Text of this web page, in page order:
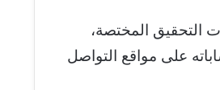
التحقيق المختصة،
على مواقع التواصل